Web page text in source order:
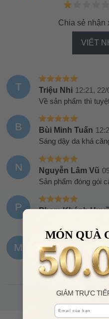
Chia sẻ nhận
VIẾT
T Triệu Nhi 12:21,
Về sản phẩm thì
B Bùi Minh Tuấn
Sáng dậy da khá
N Nguyễn Lâm Vũ
Sản phẩm đóng gói
P Phạm Khánh
Giao hàng nhanh
M Mai Thùy Chi
Giao hàng nhanh
MÓN QUÀ
GIẢM TRỰC
Email